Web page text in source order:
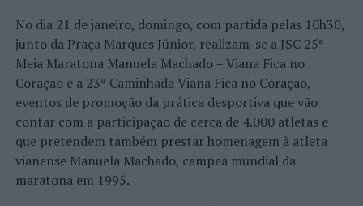
No dia 21 de janeiro, domingo, com partida pelas 10h30,
junto da Praça Marques Júnior, realizam-se a JSC 25ª
Meia Maratona Manuela Machado – Viana Fica no
Coração e a 23ª Caminhada Viana Fica no Coração,
eventos de promoção da prática desportiva que vão
contar com a participação de cerca de 4.000 atletas e
que pretendem também prestar homenagem à atleta
vianense Manuela Machado, campeã mundial da
maratona em 1995.